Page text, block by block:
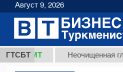
ГТСБТ
ТМТ Неочищенная
Август 9, 2026